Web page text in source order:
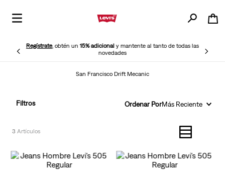
Regístrate, obtén un15% adicionaly mantente al tanto de todas las
novedades
San Francisco Drift Mecanic
Filtros Ordenar PorMás Reciente
3